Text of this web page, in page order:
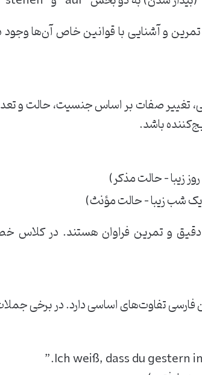
تمرین و آشنایی با قوانین خاص آن‌ها
تغییر صفات بر اساس جنسیت، حالت و
باشد.
دقیق و تمرین فراوان هستند. در
فارسی تفاوت‌های اساسی دارد. در برخی